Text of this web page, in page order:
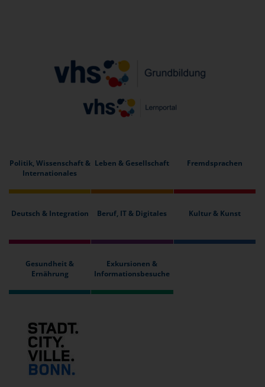
Politik, Wissenschaft &
Internationales
Leben & Gesellschaft Fremdsprachen
Deutsch & Integration Beruf, IT & Digitales Kultur & Kunst
Gesundheit &
Ernährung
Exkursionen &
Informationsbesuche